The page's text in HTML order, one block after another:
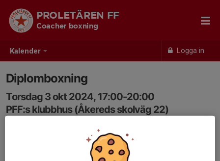
Kalender Logga in
PROLETÄREN FF
Coacher boxning
Diplomboxning
Torsdag 3 okt 2024, 17:00-20:00
PFF:s klubbhus (Åkereds skolväg 22)